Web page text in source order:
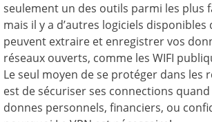
seulement un des outils parmi les plus
mais il y a d’autres logiciels disponibles
peuvent extraire et enregistrer vos
réseaux ouverts, comme les WIFI
Le seul moyen de se protéger dans les
est de sécuriser ses connections
donnes personnels, financiers, ou